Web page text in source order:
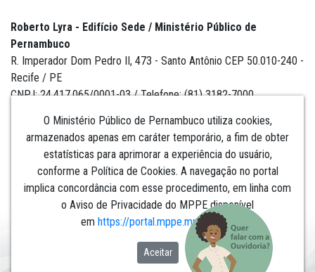
O Ministério Público de Pernambuco utiliza cookies,
armazenados apenas em caráter temporário, a fim de obter
estatísticas para aprimorar a experiência do usuário,
conforme a Política de Cookies. A navegação no portal
implica concordância com esse procedimento, em linha com
o Aviso de Privacidade do MPPE disponível
em https://portal.mppe.mp.br/lgpd.​​​​​​​
Aceitar
Roberto Lyra - Edifício Sede / Ministério Público de
Pernambuco
R. Imperador Dom Pedro II, 473 - Santo Antônio CEP 50.010-240 -
Recife / PE
CNPJ: 24.417.065/0001-03 / Telefone: (81) 3182-7000
Institucional
Comunicação